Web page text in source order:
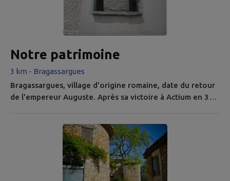
Notre patrimoine
3 km - Bragassargues
Bragassargues, village d'origine romaine, date du retour
de l'empereur Auguste. Après sa victoire à Actium en 31
nom du lieu. Successivement, le village s'appela
Braganzanicis (1157), Brangazanicoe (1501),
Braguessargues (1566) puis enfin Bragassargues. Cette
région a subi de...